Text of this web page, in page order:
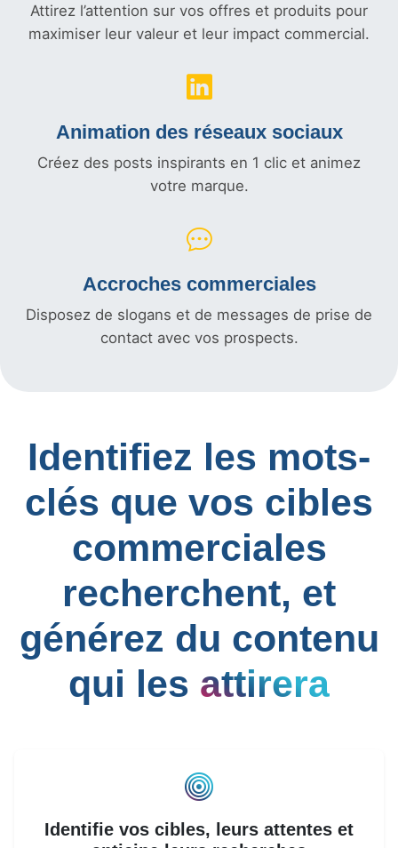
Attirez l’attention sur vos offres et produits pour
maximiser leur valeur et leur impact commercial.
Animation des réseaux sociaux
Créez des posts inspirants en 1 clic et animez
votre marque.
Accroches commerciales
Disposez de slogans et de messages de prise de
contact avec vos prospects.
Identifiez les mots-
clés que vos cibles
commerciales
recherchent, et
générez du contenu
qui les attirera
Identifie vos cibles, leurs attentes et